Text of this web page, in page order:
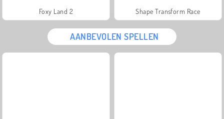
Foxy Land 2 Shape Transform Race
AANBEVOLEN SPELLEN